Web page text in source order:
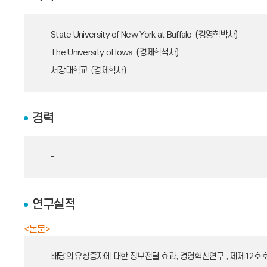
State University of New York at Buffalo (경영학박사)
The University of Iowa (경제학석사)
서강대학교 (경제학사)
경력
-
연구실적
<논문>
배당의 유상증자에 대한 정보전달 효과, 경영혁신연구 , 제제12